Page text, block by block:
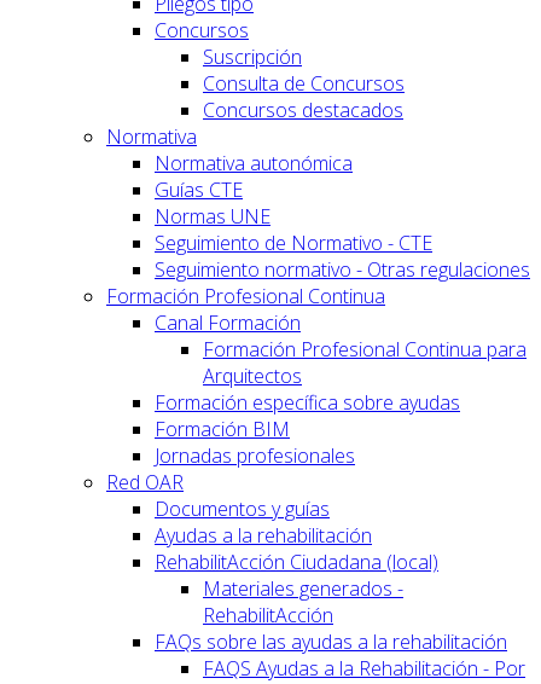
Concursos
Suscripción
Consulta de Concursos
Concursos destacados
Normativa
Normativa autonómica
Guías CTE
Normas UNE
Seguimiento de Normativo - CTE
Seguimiento normativo - Otras regulaciones
Formación Profesional Continua
Canal Formación
Formación Profesional Continua para
Arquitectos
Formación específica sobre ayudas
Formación BIM
Jornadas profesionales
Red OAR
Documentos y guías
Ayudas a la rehabilitación
RehabilitAcción Ciudadana (local)
Materiales generados -
RehabilitAcción
FAQs sobre las ayudas a la rehabilitación
FAQS Ayudas a la Rehabilitación - Por